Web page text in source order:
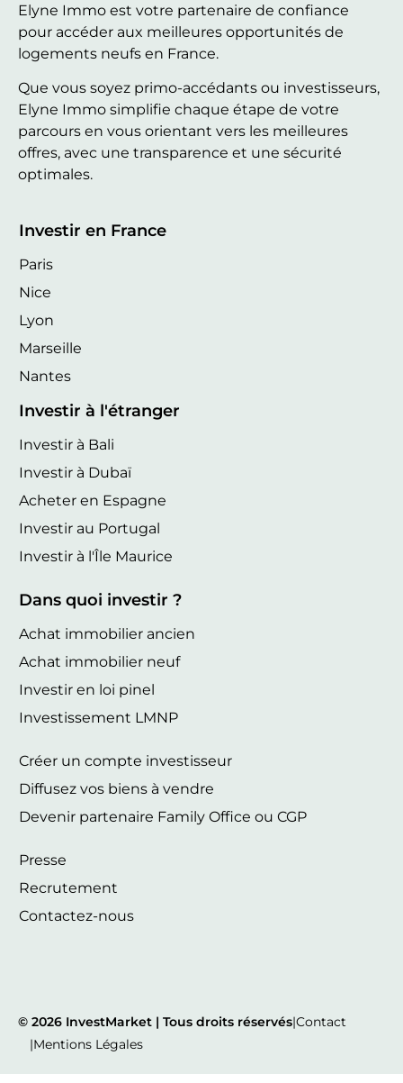
Elyne Immo est votre partenaire de confiance
pour accéder aux meilleures opportunités de
logements neufs en France.
Que vous soyez primo-accédants ou investisseurs,
Elyne Immo simplifie chaque étape de votre
parcours en vous orientant vers les meilleures
offres, avec une transparence et une sécurité
optimales.
Investir en France
Paris
Nice
Lyon
Marseille
Nantes
Investir à l'étranger
Investir à Bali
Investir à Dubaï
Acheter en Espagne
Investir au Portugal
Investir à l'Île Maurice
Dans quoi investir ?
Achat immobilier ancien
Achat immobilier neuf
Investir en loi pinel
Investissement LMNP
Créer un compte investisseur
Diffusez vos biens à vendre
Devenir partenaire Family Office ou CGP
Presse
Recrutement
Contactez-nous
© 2026 InvestMarket | Tous droits réservés|Contact
|Mentions Légales